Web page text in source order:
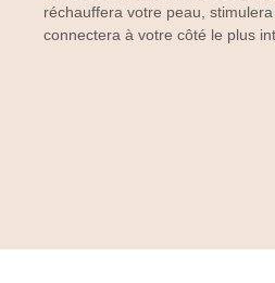
réchauffera votre peau,
connectera à votre côté le plus